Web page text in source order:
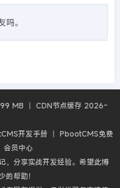
。
MB 丨 CDN节点缓存 2026-
开发手册 丨 PbootCMS免费
会员中心
，分享实战开发经验。希望此博
帮助！